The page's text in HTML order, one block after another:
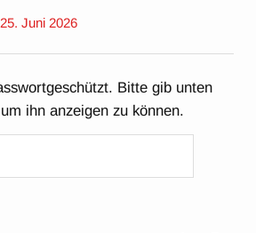
25. Juni 2026
Bitte gib unten
ihn anzeigen zu können.